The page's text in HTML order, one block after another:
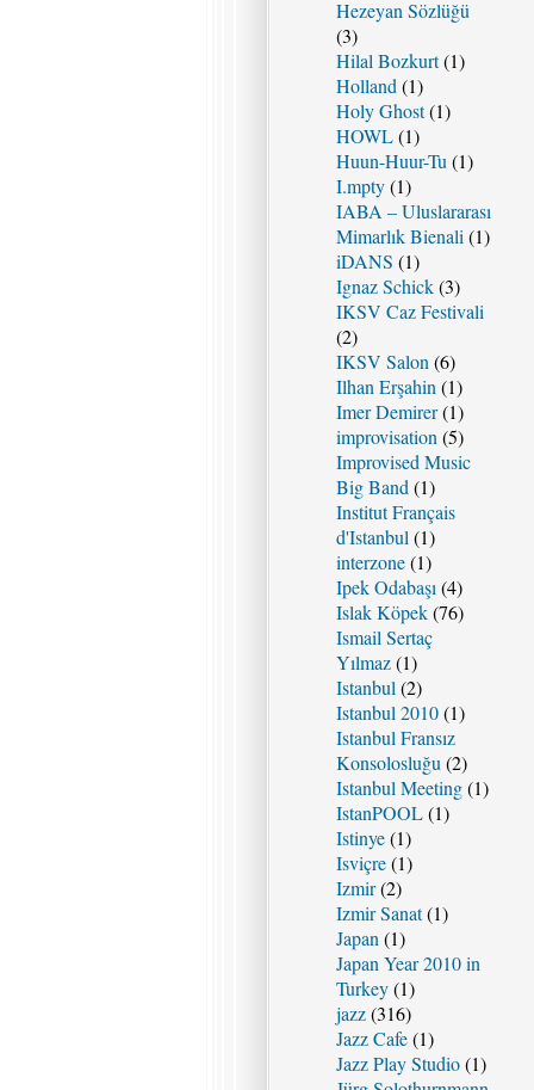
Hezeyan Sözlüğü
(3)
Hilal Bozkurt(1)
Holland (1)
Holy Ghost(1)
HOWL(1)
Huun-Huur-Tu (1)
I.mpty(1)
IABA – Uluslararası
Mimarlık Bienali (1)
iDANS (1)
Ignaz Schick(3)
IKSV Caz Festivali
(2)
IKSV Salon (6)
Ilhan Erşahin (1)
Imer Demirer(1)
improvisation (5)
Improvised Music
Big Band (1)
Institut Français
d'Istanbul (1)
interzone(1)
Ipek Odabaşı (4)
Islak Köpek(76)
Ismail Sertaç
Yılmaz(1)
Istanbul (2)
Istanbul 2010(1)
Istanbul Fransız
Konsolosluğu (2)
Istanbul Meeting(1)
IstanPOOL(1)
Istinye(1)
Isviçre(1)
Izmir(2)
Izmir Sanat(1)
Japan (1)
Japan Year 2010 in
Turkey(1)
jazz(316)
Jazz Cafe(1)
Jazz Play Studio(1)